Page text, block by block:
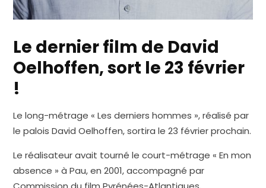
Le dernier film de David
Oelhoffen, sort le 23 février
!
Le long-métrage « Les derniers hommes », réalisé par
le palois David Oelhoffen, sortira le 23 février prochain.
Le réalisateur avait tourné le court-métrage « En mon
absence » à Pau, en 2001, accompagné par